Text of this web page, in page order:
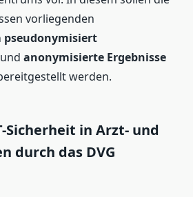
vorliegenden
pseudonymisiert
anonymisierte Ergebnisse
werden.
Sicherheit in Arzt- und
durch das DVG